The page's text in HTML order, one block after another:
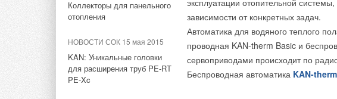
Коллекторы для панельного
отопления
НОВОСТИ СОК 15 мая 2015
KAN: Уникальные головки
для расширения труб PE-RT
PE-Xc
эксплуатации отопительной
зависимости от конкретных задач.
Автоматика для водяного теплого
проводная KAN-therm Basic и
сервоприводами происходит по
Беспроводная автоматика KAN-therm
система 2020 года
2019
Сплит-система Pular от
GREE
«Дети – цветы жизни!» А цветам, как
2022
Обновления корзины на
НОВОСТИ СОК 2 февраля
2022
Danfoss расширил
от страницы, отображающей
решения по их ликвидации устроен